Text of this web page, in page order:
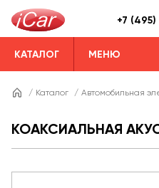
+7
КАТАЛОГ МЕНЮ
/ Каталог / Автомобильная
КОАКСИАЛЬНАЯ